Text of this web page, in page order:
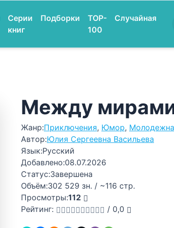
Серии
книг
Подборки
TOP-
100
Случайная
Между
Жанр:Приключения, Юмор,
Автор:Юлия Сергеевна Васильева
Язык:Русский
Добавлено:08.07.2026
Статус:Завершена
Объём:302 529 зн. / ~116 стр.
Просмотры:112
Рейтинг:
/ 0,0